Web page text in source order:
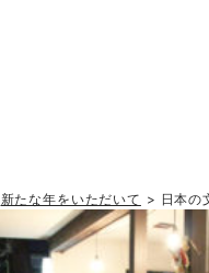
新たな年をいただいて > 日本の